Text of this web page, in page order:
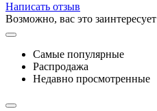
Написать отзыв
Возможно, вас это заинтересует
Самые популярные
Распродажа
Недавно просмотренные